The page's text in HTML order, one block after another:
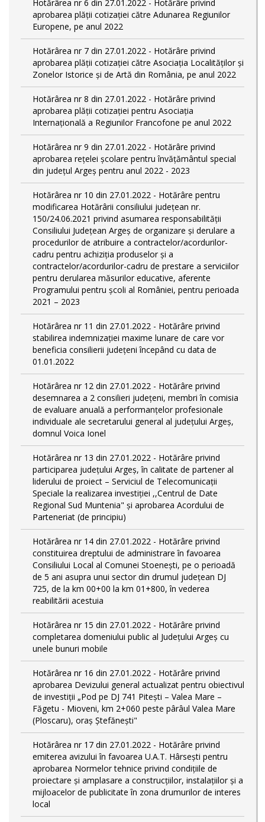
Hotărârea nr 6 din 27.01.2022 - Hotărâre privind
aprobarea plății cotizației către Adunarea Regiunilor
Europene, pe anul 2022
Hotărârea nr 7 din 27.01.2022 - Hotărâre privind
aprobarea plății cotizației către Asociația Localităților și
Zonelor Istorice și de Artă din România, pe anul 2022
Hotărârea nr 8 din 27.01.2022 - Hotărâre privind
aprobarea plății cotizației pentru Asociația
Internațională a Regiunilor Francofone pe anul 2022
Hotărârea nr 9 din 27.01.2022 - Hotărâre privind
aprobarea rețelei școlare pentru învățământul special
din județul Argeș pentru anul 2022 - 2023
Hotărârea nr 10 din 27.01.2022 - Hotărâre pentru
modificarea Hotărârii consiliului județean nr.
150/24.06.2021 privind asumarea responsabilității
Consiliului Județean Argeș de organizare şi derulare a
procedurilor de atribuire a contractelor/acordurilor-
cadru pentru achiziţia produselor şi a
contractelor/acordurilor-cadru de prestare a serviciilor
pentru derularea măsurilor educative, aferente
Programului pentru școli al României, pentru perioada
2021 – 2023
Hotărârea nr 11 din 27.01.2022 - Hotărâre privind
stabilirea indemnizației maxime lunare de care vor
beneficia consilierii județeni începând cu data de
01.01.2022
Hotărârea nr 12 din 27.01.2022 - Hotărâre privind
desemnarea a 2 consilieri județeni, membri în comisia
de evaluare anuală a performanțelor profesionale
individuale ale secretarului general al județului Argeș,
domnul Voica Ionel
Hotărârea nr 13 din 27.01.2022 - Hotărâre privind
participarea județului Argeș, în calitate de partener al
liderului de proiect – Serviciul de Telecomunicații
Speciale la realizarea investiției ,,Centrul de Date
Regional Sud Muntenia" și aprobarea Acordului de
Parteneriat (de principiu)
Hotărârea nr 14 din 27.01.2022 - Hotărâre privind
constituirea dreptului de administrare în favoarea
Consiliului Local al Comunei Stoenești, pe o perioadă
de 5 ani asupra unui sector din drumul județean DJ
725, de la km 00+00 la km 01+800, în vederea
reabilitării acestuia
Hotărârea nr 15 din 27.01.2022 - Hotărâre privind
completarea domeniului public al Judeţului Argeş cu
unele bunuri mobile
Hotărârea nr 16 din 27.01.2022 - Hotărâre privind
aprobarea Devizului general actualizat pentru obiectivul
de investiţii „Pod pe DJ 741 Pitești – Valea Mare –
Făgetu - Mioveni, km 2+060 peste pârâul Valea Mare
(Ploscaru), oraș Ștefănești"
Hotărârea nr 17 din 27.01.2022 - Hotărâre privind
emiterea avizului în favoarea U.A.T. Hârsești pentru
aprobarea Normelor tehnice privind condiţiile de
proiectare şi amplasare a construcţiilor, instalaţiilor şi a
mijloacelor de publicitate în zona drumurilor de interes
local